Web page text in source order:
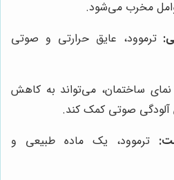
مخرب می‌شود.
ترموود، عایق حرارتی و صوتی
نمای ساختمان، می‌تواند به کاهش
صوتی کمک کند.
ترموود، یک ماده طبیعی و